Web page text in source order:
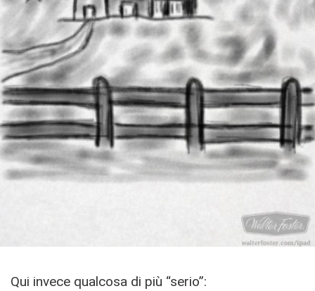
Qui invece qualcosa di più “serio”: